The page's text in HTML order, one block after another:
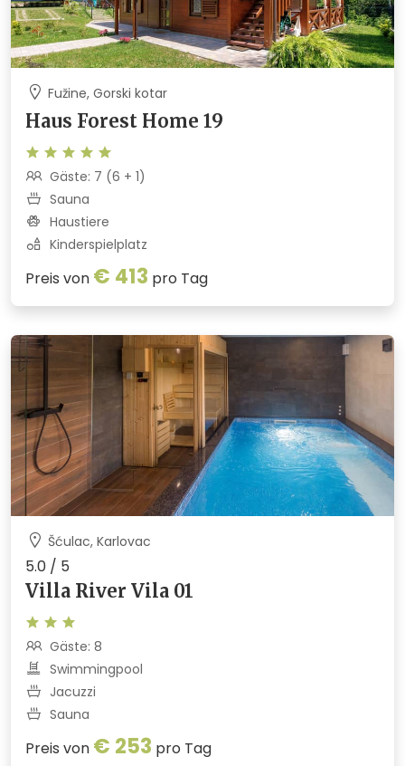
Fužine, Gorski kotar
Haus Forest Home 19
Gäste: 7 (6 + 1)
Sauna
Haustiere
Kinderspielplatz
Preis von € 413 pro Tag
Šćulac, Karlovac
5.0 / 5
Villa River Vila 01
Gäste: 8
Swimmingpool
Jacuzzi
Sauna
Preis von € 253 pro Tag